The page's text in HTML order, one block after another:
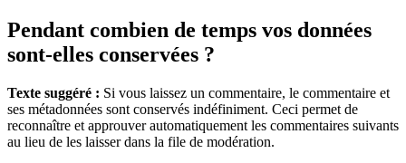
Pendant combien de temps vos données
sont-elles conservées ?
Texte suggéré : Si vous laissez un commentaire, le commentaire et
ses métadonnées sont conservés indéfiniment. Ceci permet de
reconnaître et approuver automatiquement les commentaires suivants
au lieu de les laisser dans la file de modération.